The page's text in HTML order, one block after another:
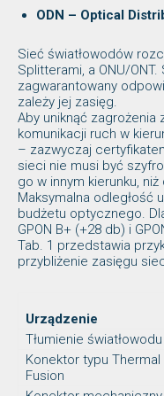
ODN – Optical
Sieć światłowodów
Splitterami, a ONU/
zagwarantowany
zależy jej zasięg.
Aby uniknąć zagrożenia
komunikacji ruch w
– zazwyczaj
sieci nie musi być
go w innym kierunku, niż
Maksymalna odległość
budżetu optycznego.
GPON B+ (+28 db) i
Tab. 1 przedstawia
przybliżenie zasięgu
Urządzenie
Tłumienie światłowodu
Konektor typu Thermal
Fusion